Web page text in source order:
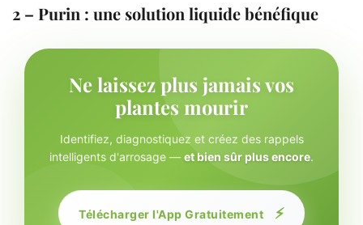
2 – Purin : une solution liquide bénéfique
Ne laissez plus jamais vos
plantes mourir
Identifiez, diagnostiquez et créez des rappels
intelligents d'arrosage — et bien sûr plus encore.
Télécharger l'App Gratuitement ⚡